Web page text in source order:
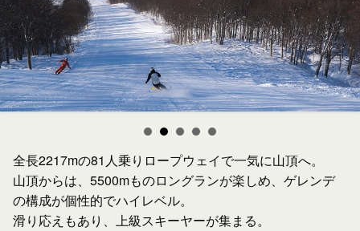
全長2217mの81人乗りロープウェイで一気に山頂へ。
山頂からは、5500mものロングランが楽しめ、ゲレンデ
の構成が個性的でハイレベル。
滑り応えもあり、上級スキーヤーが集まる。